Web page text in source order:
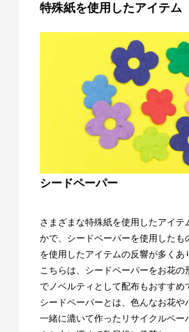
特殊紙を使用したアイテム
シードペーパー
さまざまな特殊紙を使用したアイテ
かで、シードペーパーを使用したも
を使用したアイテムの反響が多くあ
こちらは、シードペーパーをお花の
でノベルティとして配布もおすすめ
シードペーパーとは、色んなお花や
一緒に漉いて作ったリサイクルペー